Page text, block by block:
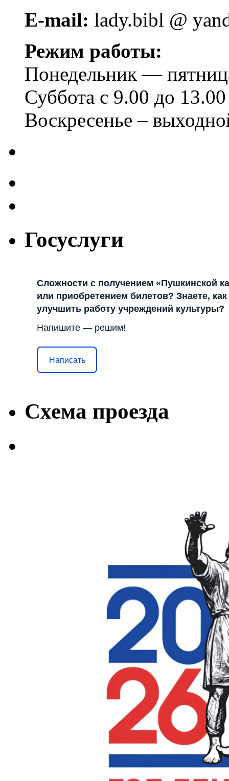
E-mail: lady.bibl @
Режим работы:
Понедельник —
Суббота с 9.00 до 13.00
Воскресенье –
Госуслуги
Сложности с получением «Пушкинской
или приобретением билетов? Знаете, как
улучшить работу учреждений культуры?
Напишите — решим!
Написать
Схема проезда